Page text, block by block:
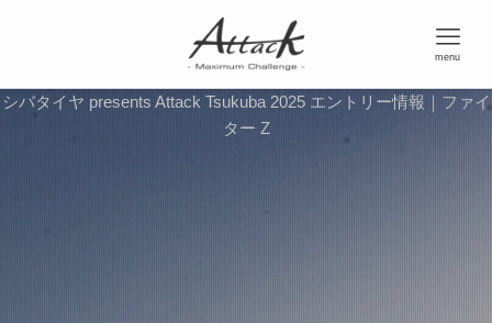
menu
シバタイヤ presents Attack Tsukuba 2025 エントリー情報｜ファイ
ター Z